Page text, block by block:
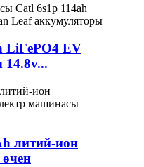
LiFePO4 EV
14.8v...
литий-ион
өчен